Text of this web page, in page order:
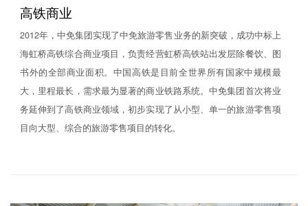
高铁商业
2012年，中免集团实现了中免旅游零售业务的新突破，成功中标上
海虹桥高铁综合商业项目，负责经营虹桥高铁站出发层除餐饮、图
书外的全部商业面积。中国高铁是目前全世界所有国家中规模最
大，里程最长，需求最为显著的商业铁路系统。中免集团首次将业
务延伸到了高铁商业领域，初步实现了从小型、单一的旅游零售项
目向大型、综合的旅游零售项目的转化。